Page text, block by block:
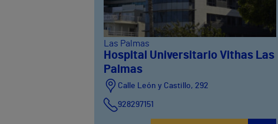
Las Palmas
Hospital Universitario Vithas Las
Palmas
Calle León y Castillo, 292
928297151